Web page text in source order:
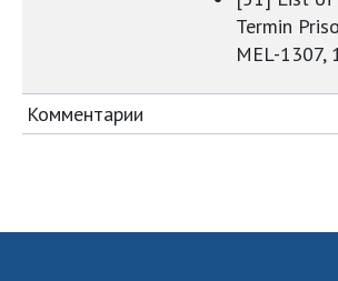
Termin
MEL-1307,
Комментарии